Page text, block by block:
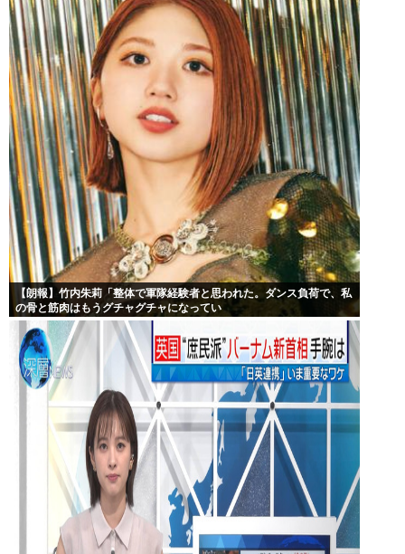
【朗報】竹内朱莉「整体で軍隊経験者と思われた。ダンス負荷で、私
の骨と筋肉はもうグチャグチャになってい